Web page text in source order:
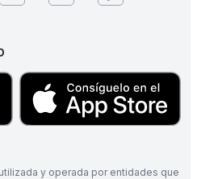
y operada por entidades que